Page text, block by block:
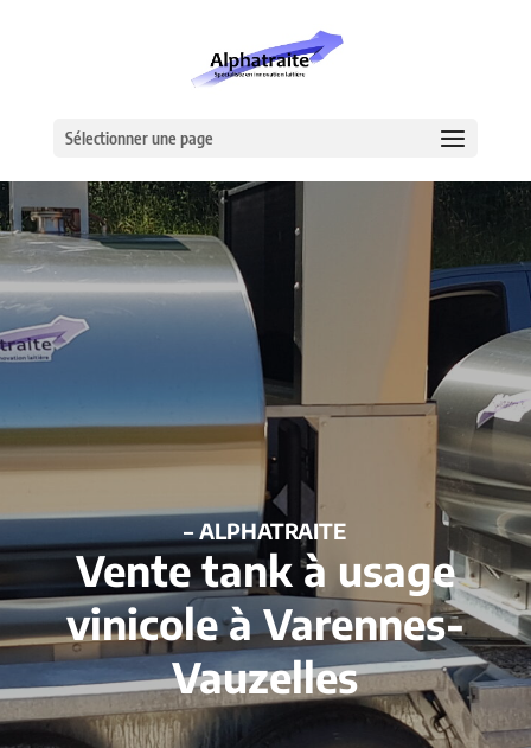
Sélectionner une page
– ALPHATRAITE
Vente tank à usage
vinicole à Varennes-
Vauzelles